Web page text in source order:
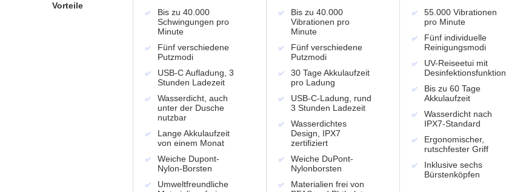
Bis zu 40.000
Schwingungen pro
Minute
Fünf verschiedene
Putzmodi
USB-C Aufladung, 3
Stunden Ladezeit
Wasserdicht, auch
unter der Dusche
nutzbar
Lange Akkulaufzeit
von einem Monat
Weiche Dupont-
Nylon-Borsten
Umweltfreundliche
Bis zu 40.000
Vibrationen pro
Minute
Fünf verschiedene
Putzmodi
30 Tage Akkulaufzeit
pro Ladung
USB-C-Ladung, rund
3 Stunden Ladezeit
Wasserdichtes
Design, IPX7
zertifiziert
Weiche DuPont-
Nylonborsten
Materialien frei von
55.000 Vibrationen
pro Minute
Fünf individuelle
Reinigungsmodi
UV-Reiseetui mit
Desinfektionsfunktion
Bis zu 60 Tage
Akkulaufzeit
Wasserdicht nach
IPX7-Standard
Ergonomischer,
rutschfester Griff
Inklusive sechs
Bürstenköpfen
Vorteile